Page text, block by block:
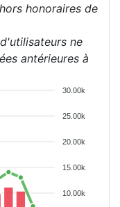
honoraires de
ne
antérieures à
30.00k
25.00k
20.00k
15.00k
10.00k